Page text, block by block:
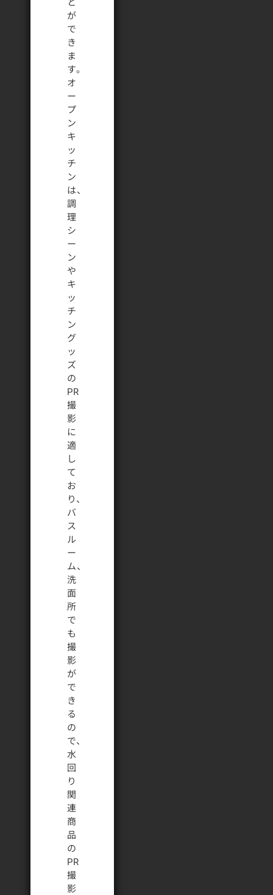
が
で
き
ま
す。
オ
ー
プ
ン
キ
ッ
チ
ン
は、
調
理
シ
ー
ン
や
キ
ッ
チ
ン
グ
ッ
ズ
の
PR
撮
影
に
適
し
て
お
り、
バ
ス
ル
ー
ム、
洗
面
所
で
も
撮
影
が
で
き
る
の
で、
水
回
り
関
連
商
品
の
PR
撮
影